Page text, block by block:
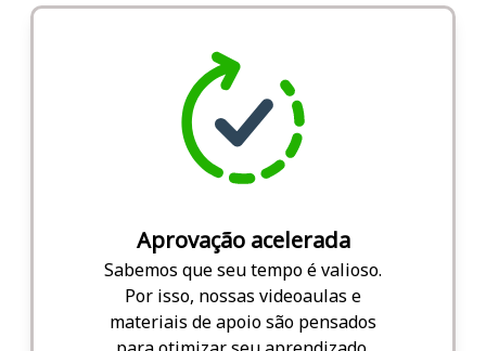
Aprovação acelerada
Sabemos que seu tempo é valioso.
Por isso, nossas videoaulas e
materiais de apoio são pensados